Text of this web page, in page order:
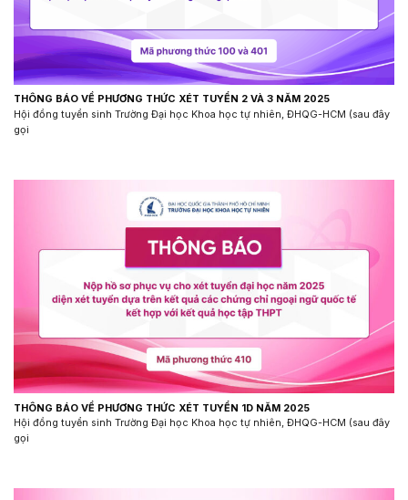
THÔNG BÁO VỀ PHƯƠNG THỨC XÉT TUYỂN 2 VÀ 3 NĂM 2025
Hội đồng tuyển sinh Trường Đại học Khoa học tự nhiên, ĐHQG-HCM (sau đây
gọi
THÔNG BÁO VỀ PHƯƠNG THỨC XÉT TUYỂN 1D NĂM 2025
Hội đồng tuyển sinh Trường Đại học Khoa học tự nhiên, ĐHQG-HCM (sau đây
gọi